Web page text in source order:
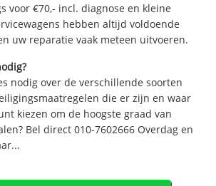
voor €70,- incl. diagnose en kleine
hebben altijd voldoende
uw reparatie vaak meteen uitvoeren.
nodig over de verschillende soorten
die er zijn en waar
kiezen om de hoogste graad van
Bel direct 010-7602666 Overdag en